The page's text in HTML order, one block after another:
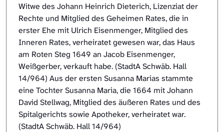
Witwe des Johann Heinrich Dieterich, Lizenziat der
Rechte und Mitglied des Geheimen Rates, die in
erster Ehe mit Ulrich Eisenmenger, Mitglied des
Inneren Rates, verheiratet gewesen war, das Haus
am Roten Steg 1649 an Jacob Eisenmenger,
Weißgerber, verkauft habe. (StadtA Schwäb. Hall
14/964) Aus der ersten Susanna Marias stammte
eine Tochter Susanna Maria, die 1664 mit Johann
David Stellwag, Mitglied des äußeren Rates und des
Spitalgerichts sowie Apotheker, verheiratet war.
(StadtA Schwäb. Hall 14/964)